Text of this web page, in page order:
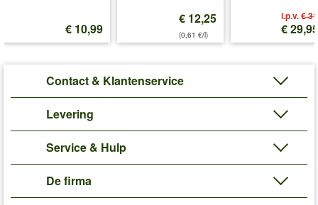
€ 10,99
€ 12,25
(0,61 €/l)
i.p.v.€
€ 29,95
Contact & Klantenservice
Levering
Service & Hulp
De firma